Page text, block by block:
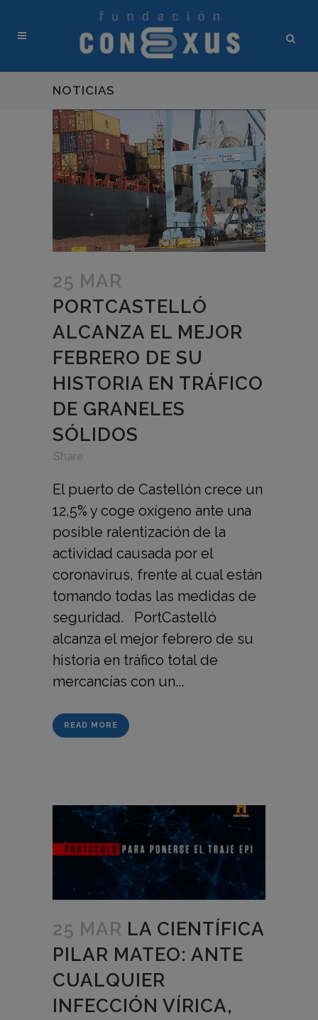
NOTICIAS
25 MAR
PORTCASTELLÓ
ALCANZA EL MEJOR
FEBRERO DE SU
HISTORIA EN TRÁFICO
DE GRANELES
SÓLIDOS
Share
El puerto de Castellón crece un
12,5% y coge oxígeno ante una
posible ralentización de la
actividad causada por el
coronavirus, frente al cual están
tomando todas las medidas de
seguridad. PortCastelló
alcanza el mejor febrero de su
historia en tráfico total de
mercancías con un...
READ MORE
25 MAR LA CIENTÍFICA
PILAR MATEO: ANTE
CUALQUIER
INFECCIÓN VÍRICA,